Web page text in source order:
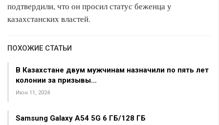
подтвердили, что он просил статус беженца у
казахстанских властей.
ПОХОЖИЕ СТАТЬИ
В Казахстане двум мужчинам назначили по пять лет
колонии за призывы…
Июн 11, 2024
Samsung Galaxy A54 5G 6 ГБ/128 ГБ